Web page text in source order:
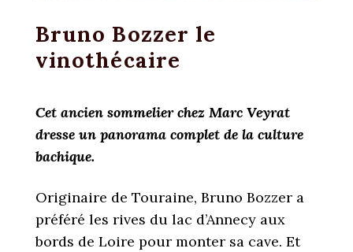
Bruno Bozzer le
vinothécaire
Cet ancien sommelier chez Marc Veyrat
dresse un panorama complet de la culture
bachique.
Originaire de Touraine, Bruno Bozzer a
préféré les rives du lac d’Annecy aux
bords de Loire pour monter sa cave. Et